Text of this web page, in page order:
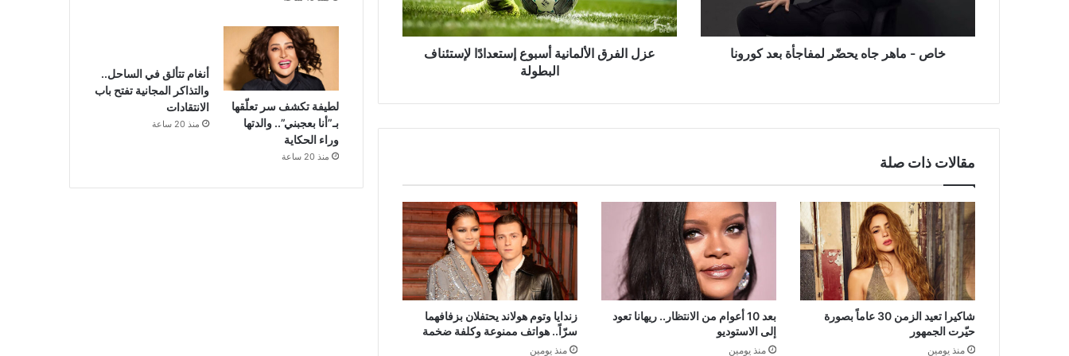
خاص - ماهر جاه يحضّر لمفاجأة بعد كورونا
عزل الفرق الألمانية أسبوع إستعدادًا لإستئناف
البطولة
مقالات ذات صلة
شاكيرا تعيد الزمن 30 عاماً بصورة
حيّرت الجمهور
منذ يومين
بعد 10 أعوام من الانتظار.. ريهانا تعود
إلى الاستوديو
منذ يومين
زندايا وتوم هولاند يحتفلان بزفافهما
سرّاً.. هواتف ممنوعة وكلفة ضخمة
منذ يومين
لطيفة تكشف سر تعلّقها
بـ”أنا بعجبني”.. والدتها
وراء الحكاية
منذ 20 ساعة
أنغام تتألق في الساحل..
والتذاكر المجانية تفتح باب
الانتقادات
منذ 20 ساعة